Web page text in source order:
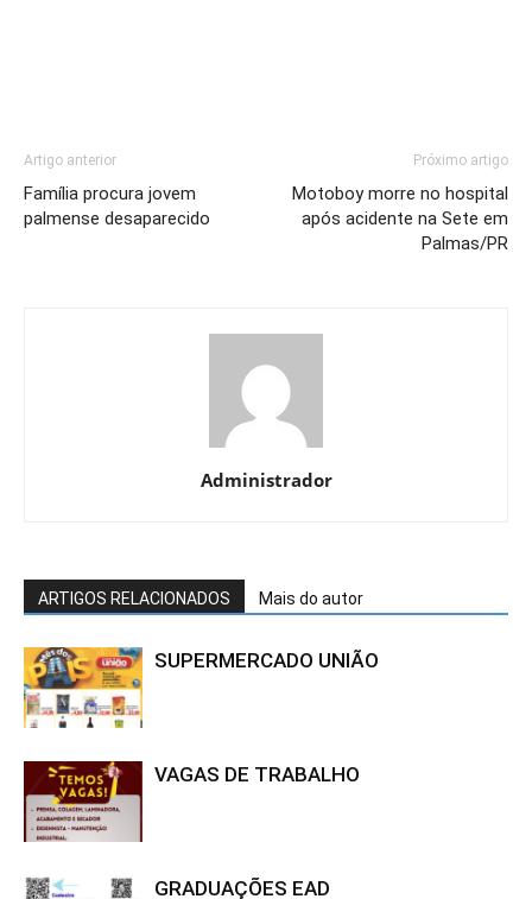
Artigo anterior
Família procura jovem
palmense desaparecido
Próximo artigo
Motoboy morre no hospital
após acidente na Sete em
Palmas/PR
Administrador
ARTIGOS RELACIONADOS Mais do autor
SUPERMERCADO UNIÃO
VAGAS DE TRABALHO
GRADUAÇÕES EAD